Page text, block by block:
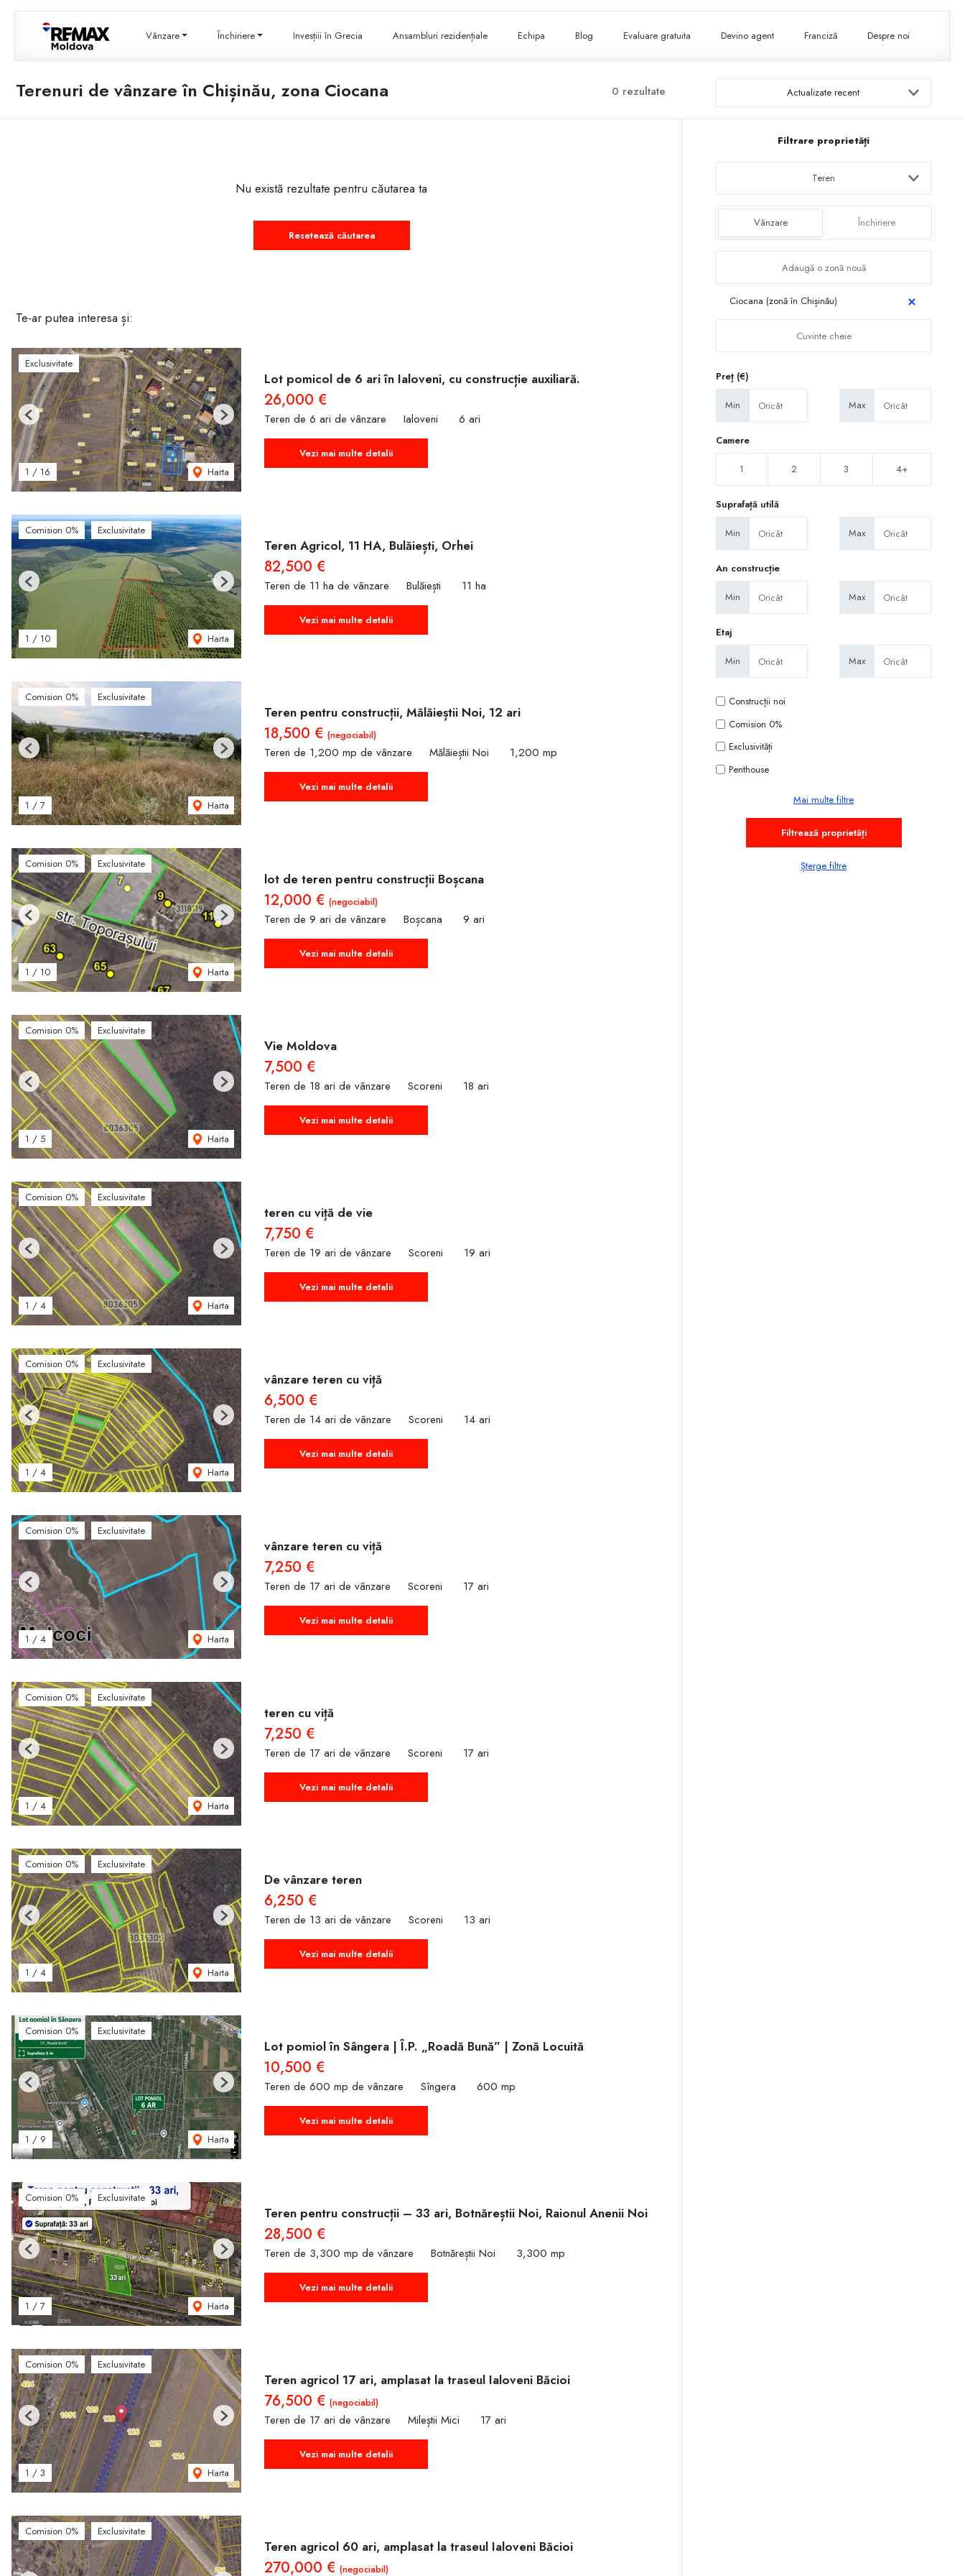
Vânzare Închiriere Invesțiii în Grecia Ansambluri rezidențiale Echipa Blog Evaluare gratuita Devino agent Franciză Despre noi
0 rezultate
Terenuri de vânzare în Chișinău, zona Ciocana Actualizate recent
Nu există rezultate pentru căutarea ta
Resetează căutarea
Te-ar putea interesa și:
Exclusivitate
1 / 16 Harta
Previous Next
Lot pomicol de 6 ari în Ialoveni, cu construcție auxiliară.
26,000 €
Teren de 6 ari de vânzare Ialoveni 6 ari
Vezi mai multe detalii
Comision 0% Exclusivitate
1 / 10 Harta
Previous Next
Teren Agricol, 11 HA, Bulăiești, Orhei
82,500 €
Teren de 11 ha de vânzare Bulăiești 11 ha
Vezi mai multe detalii
Comision 0% Exclusivitate
1 / 7 Harta
Previous Next
Teren pentru construcții, Mălăieștii Noi, 12 ari
18,500 € (negociabil)
Teren de 1,200 mp de vânzare Mălăieștii Noi 1,200 mp
Vezi mai multe detalii
Comision 0% Exclusivitate
1 / 10 Harta
Previous Next
lot de teren pentru construcții Boșcana
12,000 € (negociabil)
Teren de 9 ari de vânzare Boșcana 9 ari
Vezi mai multe detalii
Comision 0% Exclusivitate
1 / 5 Harta
Previous Next
Vie Moldova
7,500 €
Teren de 18 ari de vânzare Scoreni 18 ari
Vezi mai multe detalii
Comision 0% Exclusivitate
1 / 4 Harta
Previous Next
teren cu viță de vie
7,750 €
Teren de 19 ari de vânzare Scoreni 19 ari
Vezi mai multe detalii
Comision 0% Exclusivitate
1 / 4 Harta
Previous Next
vânzare teren cu viță
6,500 €
Teren de 14 ari de vânzare Scoreni 14 ari
Vezi mai multe detalii
Comision 0% Exclusivitate
1 / 4 Harta
Previous Next
vânzare teren cu viță
7,250 €
Teren de 17 ari de vânzare Scoreni 17 ari
Vezi mai multe detalii
Comision 0% Exclusivitate
1 / 4 Harta
Previous Next
teren cu viță
7,250 €
Teren de 17 ari de vânzare Scoreni 17 ari
Vezi mai multe detalii
Comision 0% Exclusivitate
1 / 4 Harta
Previous Next
De vânzare teren
6,250 €
Teren de 13 ari de vânzare Scoreni 13 ari
Vezi mai multe detalii
Comision 0% Exclusivitate
1 / 9 Harta
Previous Next
Lot pomiol în Sângera | Î.P. „Roadă Bună” | Zonă Locuită
10,500 €
Teren de 600 mp de vânzare Sîngera 600 mp
Vezi mai multe detalii
Comision 0% Exclusivitate
1 / 7 Harta
Previous Next
Teren pentru construcții – 33 ari, Botnăreștii Noi, Raionul Anenii Noi
28,500 €
Teren de 3,300 mp de vânzare Botnăreștii Noi 3,300 mp
Vezi mai multe detalii
Comision 0% Exclusivitate
1 / 3 Harta
Previous Next
Teren agricol 17 ari, amplasat la traseul Ialoveni Băcioi
76,500 € (negociabil)
Teren de 17 ari de vânzare Mileștii Mici 17 ari
Vezi mai multe detalii
Comision 0% Exclusivitate
Teren agricol 60 ari, amplasat la traseul Ialoveni Băcioi
270,000 € (negociabil)
Filtrare proprietăți
Teren
Vânzare Închiriere
Ciocana (zonă în Chișinău)
Preț (€)
Min Max
Camere
1 2 3 4+
Suprafață utilă
Min Max
An construcție
Min Max
Etaj
Min Max
Construcții noi
Comision 0%
Exclusivități
Penthouse
Mai multe filtre
Șterge filtre